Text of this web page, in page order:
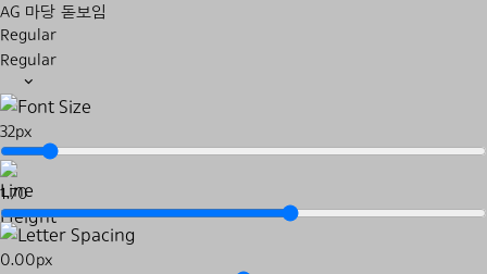
AG 마당 돋보임
Regular
Regular
32px
1.70
0.00px